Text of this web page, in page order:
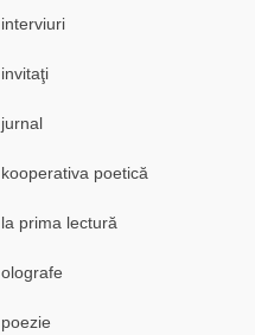
interviuri
invitaţi
jurnal
kooperativa poetică
la prima lectură
olografe
poezie